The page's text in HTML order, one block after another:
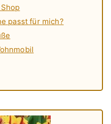
passt für mich?